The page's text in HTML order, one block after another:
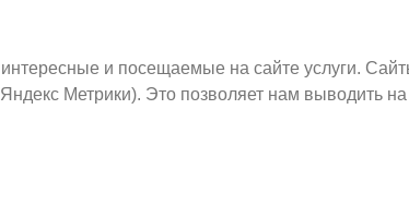
и посещаемые на сайте услуги.
Метрики). Это позволяет нам выводить